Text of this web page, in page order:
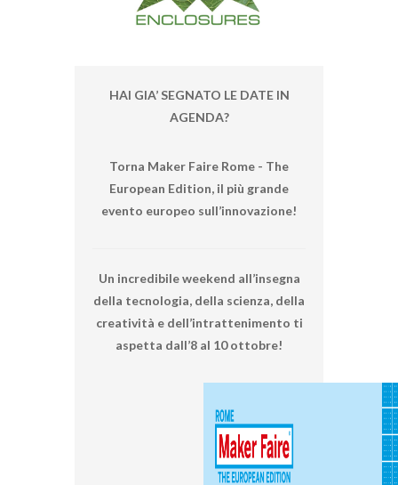
HAI GIA’ SEGNATO LE DATE IN
AGENDA?
Torna Maker Faire Rome - The
European Edition, il più grande
evento europeo sull’innovazione!
Un incredibile weekend all’insegna
della tecnologia, della scienza, della
creatività e dell’intrattenimento ti
aspetta dall’8 al 10 ottobre!